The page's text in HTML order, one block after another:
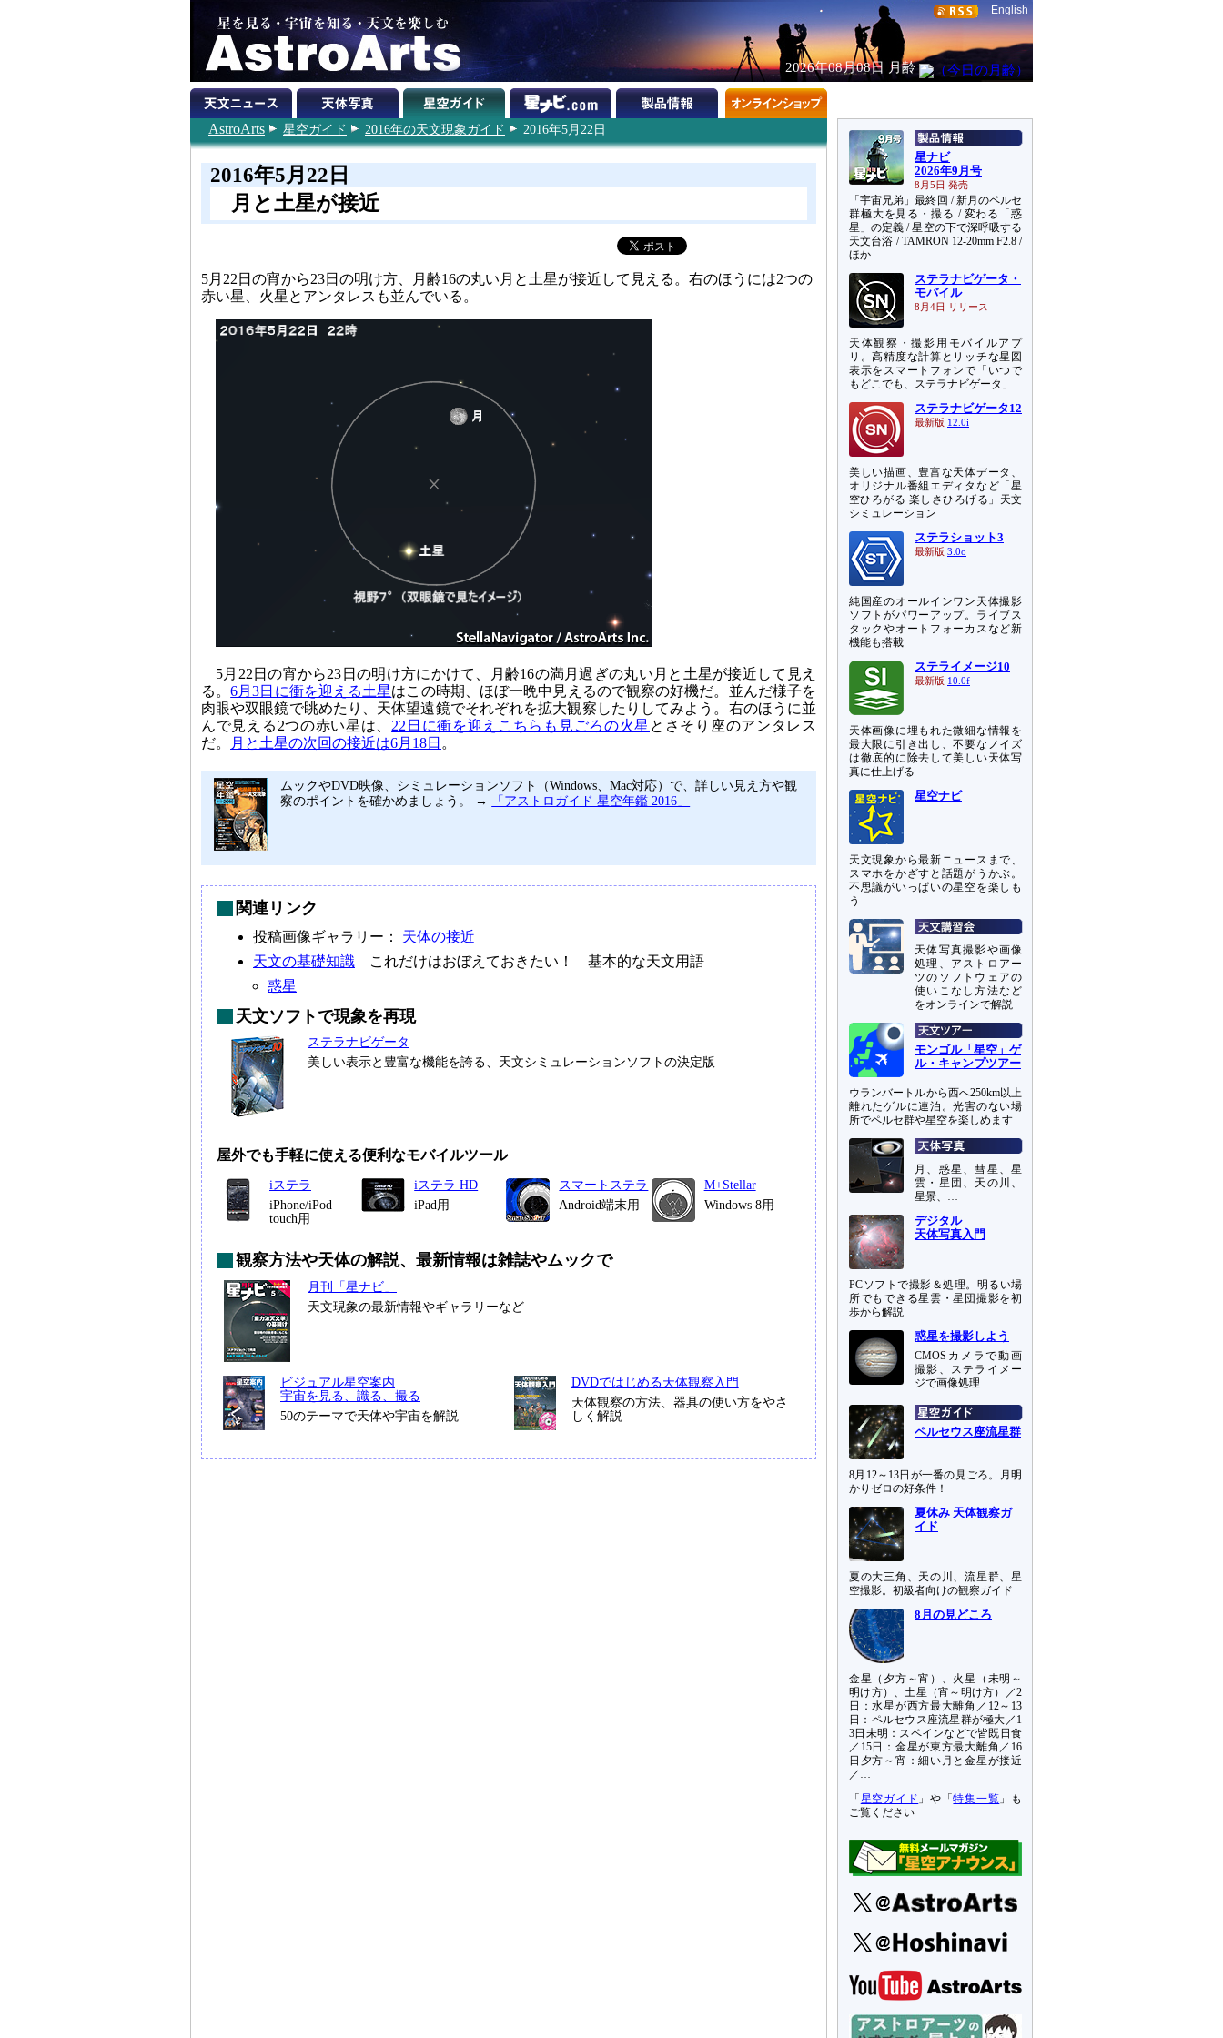
English
2026年08月08日 月齢
AstroArts 星空ガイド 2016年の天文現象ガイド 2016年5月22日
2016年5月22日
月と土星が接近
5月22日の宵から23日の明け方、月齢16の丸い月と土星が接近して見える。右のほうには2つの
赤い星、火星とアンタレスも並んでいる。
5月22日の宵から23日の明け方にかけて、月齢16の満月過ぎの丸い月と土星が接近して見え
る。6月3日に衝を迎える土星はこの時期、ほぼ一晩中見えるので観察の好機だ。並んだ様子を
肉眼や双眼鏡で眺めたり、天体望遠鏡でそれぞれを拡大観察したりしてみよう。右のほうに並
んで見える2つの赤い星は、 22日に衝を迎えこちらも見ごろの火星 とさそり座のアンタレス
だ。
月と土星の次回の接近は6月18日 。
ムックやDVD映像、シミュレーションソフト（Windows、Mac対応）で、詳しい見え方や観
察のポイントを確かめましょう。 →
「アストロガイド 星空年鑑 2016」
関連リンク
投稿画像ギャラリー： 天体の接近
天文の基礎知識 これだけはおぼえておきたい！ 基本的な天文用語
惑星
天文ソフトで現象を再現
ステラナビゲータ
美しい表示と豊富な機能を誇る、天文シミュレーションソフトの決定版
屋外でも手軽に使える便利なモバイルツール
iステラ
iPhone/iPod
touch用
iステラ HD
iPad用
スマートステラ
Android端末用
M+Stellar
Windows 8用
観察方法や天体の解説、最新情報は雑誌やムックで
月刊「星ナビ」
天文現象の最新情報やギャラリーなど
ビジュアル星空案内
宇宙を見る、識る、撮る
50のテーマで天体や宇宙を解説
DVDではじめる天体観察入門
天体観察の方法、器具の使い方をやさ
しく解説
星ナビ
2026年9月号
8月5日 発売
「宇宙兄弟」最終回 / 新月のペルセ
群極大を見る・撮る / 変わる「惑
星」の定義 / 星空の下で深呼吸する
天文台浴 / TAMRON 12-20mm F2.8 /
ほか
ステラナビゲータ・
モバイル
8月4日 リリース
天体観察・撮影用モバイルアプ
リ。高精度な計算とリッチな星図
表示をスマートフォンで「いつで
もどこでも、ステラナビゲータ」
ステラナビゲータ12
最新版 12.0i
美しい描画、豊富な天体データ、
オリジナル番組エディタなど「星
空ひろがる 楽しさひろげる」天文
シミュレーション
ステラショット3
最新版 3.0o
純国産のオールインワン天体撮影
ソフトがパワーアップ。ライブス
タックやオートフォーカスなど新
機能も搭載
ステライメージ10
最新版 10.0f
天体画像に埋もれた微細な情報を
最大限に引き出し、不要なノイズ
は徹底的に除去して美しい天体写
真に仕上げる
星空ナビ
天文現象から最新ニュースまで、
スマホをかざすと話題がうかぶ。
不思議がいっぱいの星空を楽しも
う
天体写真撮影や画像
処理、アストロアー
ツのソフトウェアの
使いこなし方法など
をオンラインで解説
モンゴル「星空」ゲ
ル・キャンプツアー
ウランバートルから西へ250km以上
離れたゲルに連泊。光害のない場
所でペルセ群や星空を楽しめます
月、惑星、彗星、星
雲・星団、天の川、
星景、…
デジタル
天体写真入門
PCソフトで撮影＆処理。明るい場
所でもできる星雲・星団撮影を初
歩から解説
惑星を撮影しよう
CMOSカメラで動画
撮影、ステライメー
ジで画像処理
ペルセウス座流星群
8月12～13日が一番の見ごろ。月明
かりゼロの好条件！
夏休み 天体観察ガ
イド
夏の大三角、天の川、流星群、星
空撮影。初級者向けの観察ガイド
8月の見どころ
金星（夕方～宵）、火星（未明～
明け方）、土星（宵～明け方）／2
日：水星が西方最大離角／12～13
日：ペルセウス座流星群が極大／1
3日未明：スペインなどで皆既日食
／15日：金星が東方最大離角／16
日夕方～宵：細い月と金星が接近
／…
「 星空ガイド 」や「特集一覧 」も
ご覧ください